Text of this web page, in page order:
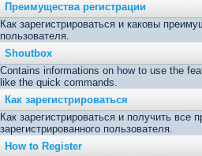
Преимущества регистрации
Как зарегистрироваться и каковы
пользователя.
Shoutbox
Contains informations on how to use the
like the quick commands.
Как зарегистрироваться
Как зарегистрироваться и получить все
зарегистрированного пользователя.
How to Register